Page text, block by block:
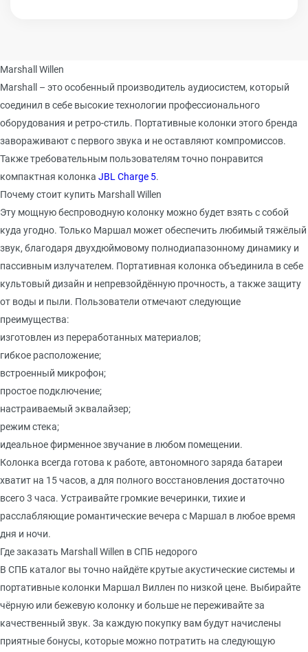
Marshall Willen
Marshall – это особенный производитель аудиосистем, который
соединил в себе высокие технологии профессионального
оборудования и ретро-стиль. Портативные колонки этого бренда
завораживают с первого звука и не оставляют компромиссов.
Также требовательным пользователям точно понравится
компактная колонка JBL Charge 5.
Почему стоит купить Marshall Willen
Эту мощную беспроводную колонку можно будет взять с собой
куда угодно. Только Маршал может обеспечить любимый тяжёлый
звук, благодаря двухдюймовому полнодиапазонному динамику и
пассивным излучателем. Портативная колонка объединила в себе
культовый дизайн и непревзойдённую прочность, а также защиту
от воды и пыли. Пользователи отмечают следующие
преимущества:
изготовлен из переработанных материалов;
гибкое расположение;
встроенный микрофон;
простое подключение;
настраиваемый эквалайзер;
режим стека;
идеальное фирменное звучание в любом помещении.
Колонка всегда готова к работе, автономного заряда батареи
хватит на 15 часов, а для полного восстановления достаточно
всего 3 часа. Устраивайте громкие вечеринки, тихие и
расслабляющие романтические вечера с Маршал в любое время
дня и ночи.
Где заказать Marshall Willen в СПБ недорого
В СПБ каталог вы точно найдёте крутые акустические системы и
портативные колонки Маршал Виллен по низкой цене. Выбирайте
чёрную или бежевую колонку и больше не переживайте за
качественный звук. За каждую покупку вам будут начислены
приятные бонусы, которые можно потратить на следующую